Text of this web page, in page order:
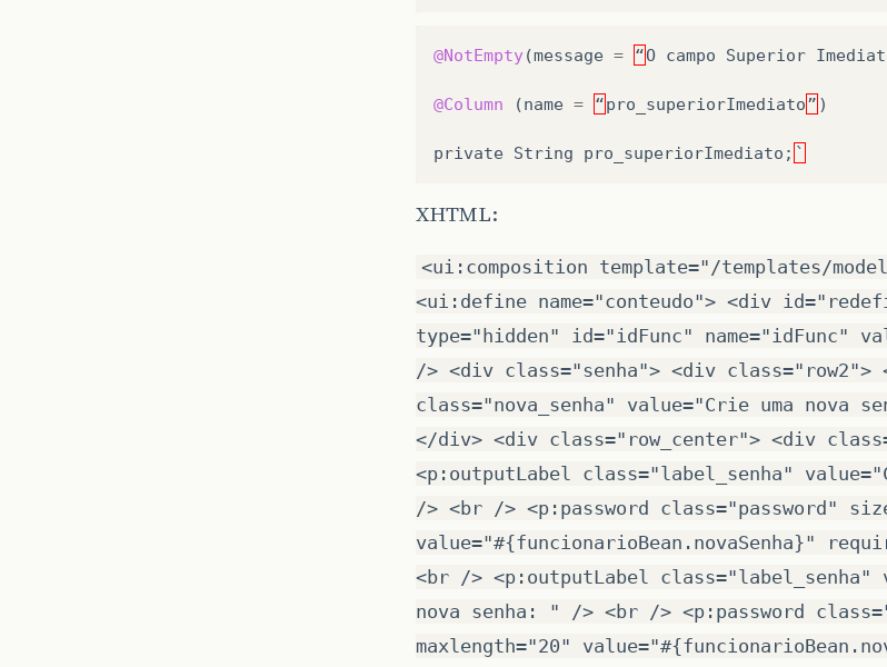
@NotEmpty(message = “O campo Superior
@Column (name = “pro_superiorImediato” )
private String pro_superiorImediato ; `
XHTML:
<ui:composition template="/templates/
<ui:define name="conteudo"> <div
type="hidden" id="idFunc" name="idFunc"
/> <div class="senha"> <div class="row2">
class="nova_senha" value="Crie uma nova
</div> <div class="row_center"> <div
<p:outputLabel class="label_senha"
/> <br /> <p:password class="password"
value="#{funcionarioBean.novaSenha}"
<br /> <p:outputLabel class="label_senha"
nova senha: " /> <br /> <p:password
maxlength="20"